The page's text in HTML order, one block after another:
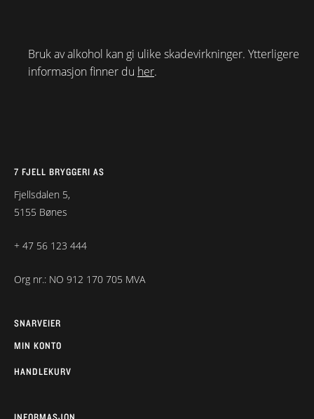
Bruk av alkohol kan gi ulike skadevirkninger. Ytterligere
informasjon finner du her.
7 FJELL BRYGGERI AS
Fjellsdalen 5,
5155 Bønes
+ 47 56 123 444
Org nr.: NO 912 170 705 MVA
SNARVEIER
MIN KONTO
HANDLEKURV
INFORMASJON